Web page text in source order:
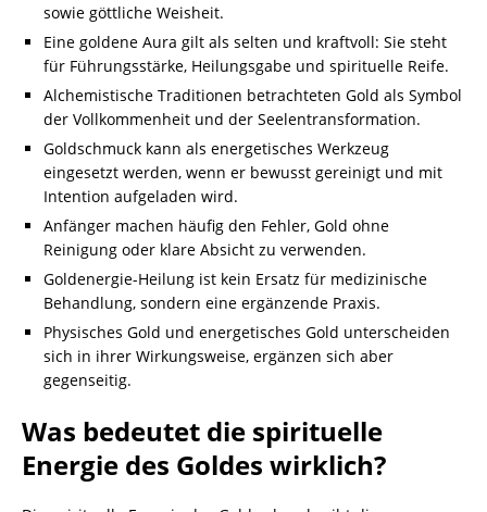
sowie göttliche Weisheit.
Eine goldene Aura gilt als selten und kraftvoll: Sie steht
für Führungsstärke, Heilungsgabe und spirituelle Reife.
Alchemistische Traditionen betrachteten Gold als Symbol
der Vollkommenheit und der Seelentransformation.
Goldschmuck kann als energetisches Werkzeug
eingesetzt werden, wenn er bewusst gereinigt und mit
Intention aufgeladen wird.
Anfänger machen häufig den Fehler, Gold ohne
Reinigung oder klare Absicht zu verwenden.
Goldenergie-Heilung ist kein Ersatz für medizinische
Behandlung, sondern eine ergänzende Praxis.
Physisches Gold und energetisches Gold unterscheiden
sich in ihrer Wirkungsweise, ergänzen sich aber
gegenseitig.
Was bedeutet die spirituelle
Energie des Goldes wirklich?